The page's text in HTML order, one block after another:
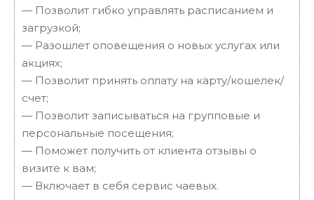
— Позволит гибко управлять расписанием и
загрузкой;
— Разошлет оповещения о новых услугах или
акциях;
— Позволит принять оплату на карту/кошелек/
счет;
— Позволит записываться на групповые и
персональные посещения;
— Поможет получить от клиента отзывы о
визите к вам;
— Включает в себя сервис чаевых.